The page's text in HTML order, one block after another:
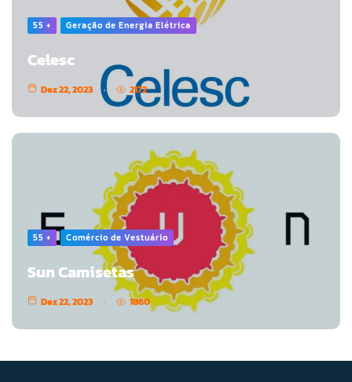
55 + Geração de Energia Elétrica
Celesc
Dez 22, 2023 2172
55 + Comércio de Vestuário
Sun Camisetas
Dez 22, 2023 1860